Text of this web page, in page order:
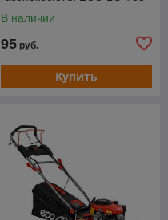
В наличии
95 руб.
Купить